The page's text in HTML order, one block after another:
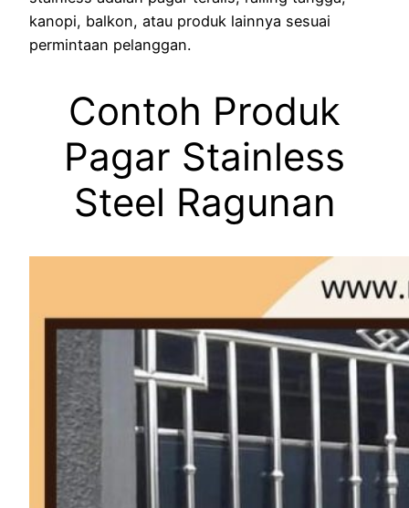
kanopi, balkon, atau produk lainnya sesuai
permintaan pelanggan.
Contoh Produk
Pagar Stainless
Steel Ragunan